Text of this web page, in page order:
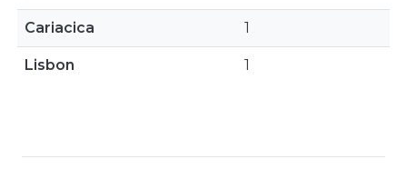
Cariacica 1
Lisbon 1